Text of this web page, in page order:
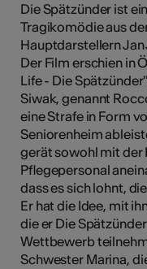
Die Spätzünder ist
Tragikomödie aus
Hauptdarstellern Jan
Der Film erschien in
Life - Die
Siwak, genannt
eine Strafe in Form
Seniorenheim
gerät sowohl mit der
Pflegepersonal
dass es sich lohnt,
Er hat die Idee, mit
die er Die
Wettbewerb
Schwester Marina,